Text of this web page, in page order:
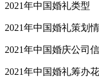
2021年中国婚礼类型
2021年中国婚礼策划
2021年中国婚庆公司
2021年中国婚礼筹办